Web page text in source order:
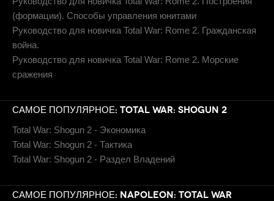
(формации). Способы управления юнитами
Руководство для новичка Total War: Rome 2. Гражданская
война.
Руководство для новичка Total War: Rome 2. Морские
сражения
САМОЕ ПОПУЛЯРНОЕ: TOTAL WAR: SHOGUN 2
Total War: Shogun 2 - Экономика
Total War: Shogun 2 - Тактика
Total War: Shogun 2 - Раздел Владений
САМОЕ ПОПУЛЯРНОЕ: NAPOLEON: TOTAL WAR